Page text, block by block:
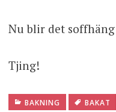
Nu blir det
Tjing!
BAKNING BAKAT